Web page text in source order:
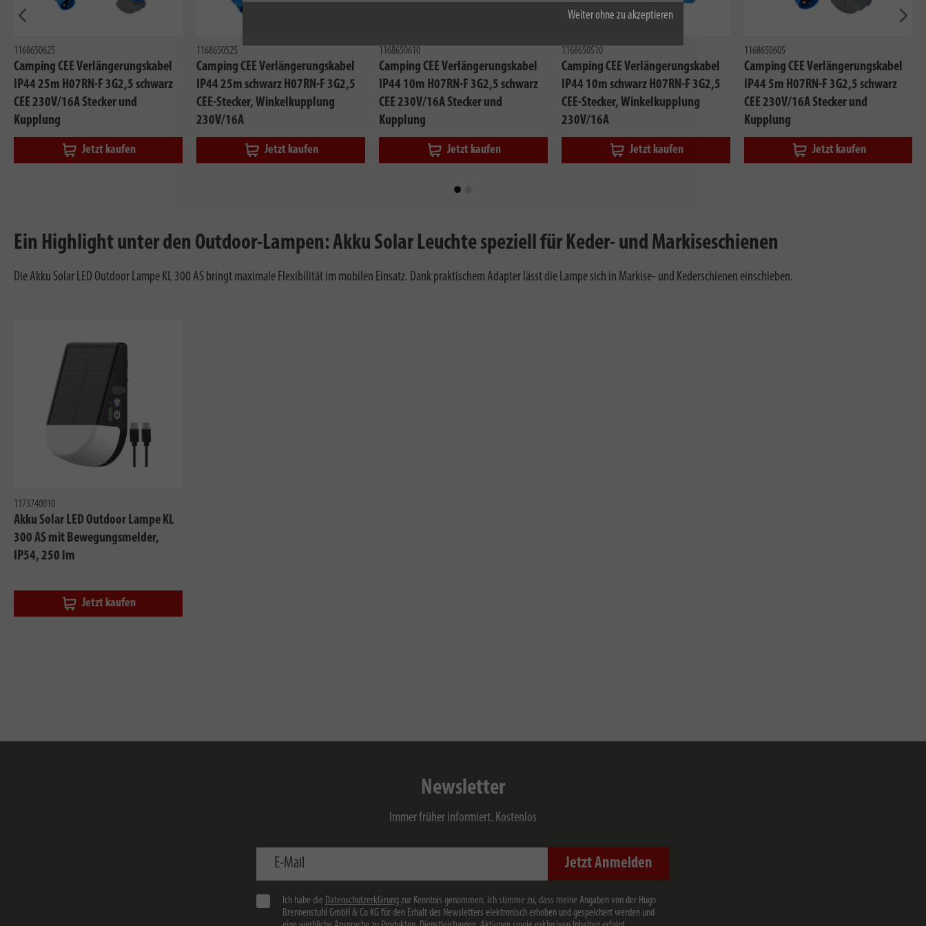
Weiter ohne zu akzeptieren
1168650625
Camping CEE Verlängerungskabel
IP44 25m H07RN-F 3G2,5 schwarz
CEE 230V/16A Stecker und
Kupplung
Jetzt kaufen
1168650525
Camping CEE Verlängerungskabel
IP44 25m schwarz H07RN-F 3G2,5
CEE-Stecker, Winkelkupplung
230V/16A
Jetzt kaufen
1168650610
Camping CEE Verlängerungskabel
IP44 10m H07RN-F 3G2,5 schwarz
CEE 230V/16A Stecker und
Kupplung
Jetzt kaufen
1168650510
Camping CEE Verlängerungskabel
IP44 10m schwarz H07RN-F 3G2,5
CEE-Stecker, Winkelkupplung
230V/16A
Jetzt kaufen
1168650605
Camping CEE Verlängerungskabel
IP44 5m H07RN-F 3G2,5 schwarz
CEE 230V/16A Stecker und
Kupplung
Jetzt kaufen
Ein Highlight unter den Outdoor-Lampen: Akku Solar Leuchte speziell für Keder- und Markiseschienen
Die Akku Solar LED Outdoor Lampe KL 300 AS bringt maximale Flexibilität im mobilen Einsatz. Dank praktischem Adapter lässt die Lampe sich in Markise- und Kederschienen einschieben.
1173740010
Akku Solar LED Outdoor Lampe KL
300 AS mit Bewegungsmelder,
IP54, 250 lm
Jetzt kaufen
Newsletter
Immer früher informiert. Kostenlos
E-Mail Jetzt Anmelden
Ich habe die Datenschutzerklärungzur Kenntnis genommen. Ich stimme zu, dass meine Angaben von der Hugo
Brennenstuhl GmbH & Co KG für den Erhalt des Newsletters elektronisch erhoben und gespeichert werden und